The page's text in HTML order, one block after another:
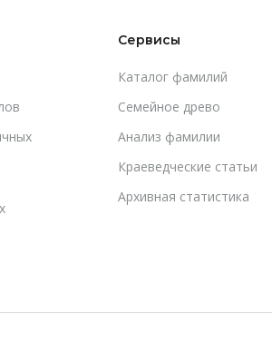
Сервисы
Каталог фамилий
Cемейное древо
Анализ фамилии
Краеведческие статьи
Архивная статистика